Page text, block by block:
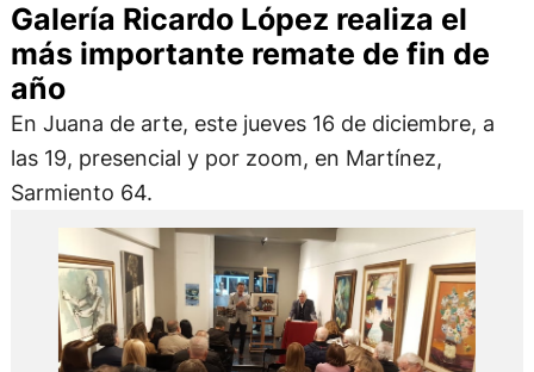
Galería Ricardo López realiza el
más importante remate de fin de
año
En Juana de arte, este jueves 16 de diciembre, a
las 19, presencial y por zoom, en Martínez,
Sarmiento 64.